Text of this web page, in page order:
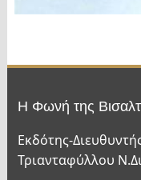
Η Φωνή της
Εκδότης-
Τριανταφύλλου